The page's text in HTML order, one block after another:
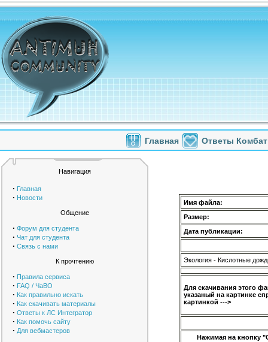
Главная Ответы Комбат
Навигация
· Главная
· Новости
Общение
· Форум для студента
· Чат для студента
· Связь с нами
К прочтению
· Правила сервиса
· FAQ / ЧаВО
· Как правильно искать
· Как скачивать материалы
· Ответы к ЛС Интегратор
· Как помочь сайту
· Для вебмастеров
Имя файла:
Размер:
Дата публикации:
Экология - Кислотные
Для скачивания этого
указаный на картинке
картинкой --->
Нажимая на кнопку